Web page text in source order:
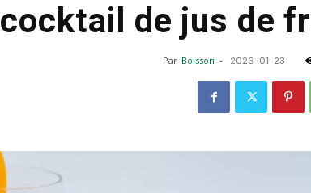
cocktail de jus de
Par Boisson - 2026-01-23